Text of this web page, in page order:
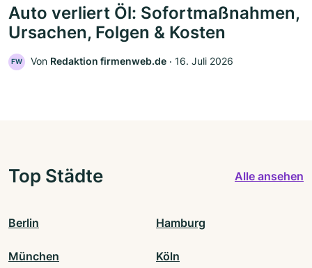
Auto verliert Öl: Sofortmaßnahmen,
Ursachen, Folgen & Kosten
FW Von Redaktion firmenweb.de ‧ 16. Juli 2026
Top Städte Alle ansehen
Berlin Hamburg
München Köln